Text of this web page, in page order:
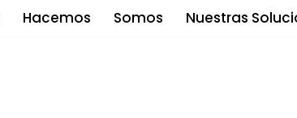
Hacemos Somos Nuestras